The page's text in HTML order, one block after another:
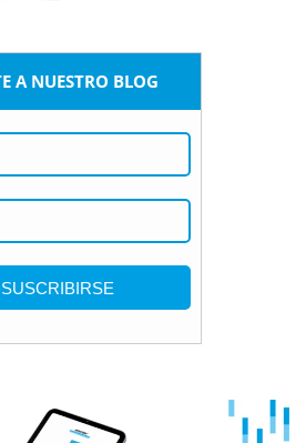
A NUESTRO BLOG